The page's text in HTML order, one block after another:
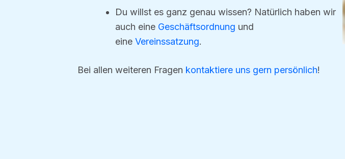
Du willst es ganz genau wissen? Natürlich haben wir
auch eine Geschäftsordnung und
eine Vereinssatzung.
Bei allen weiteren Fragen kontaktiere uns gern persönlich!